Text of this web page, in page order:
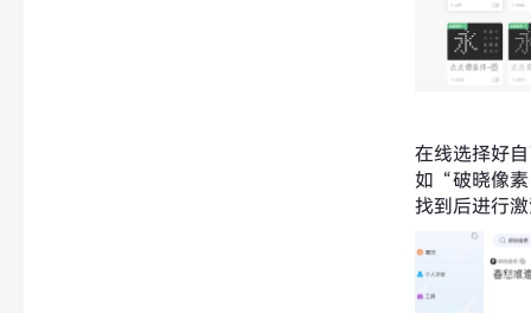
在线选择好
如“破晓像
找到后进行